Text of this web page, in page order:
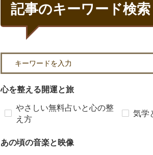
記事のキーワード検索
心を整える開運と旅
やさしい無料占いと心の整
え方
気学
あの頃の音楽と映像